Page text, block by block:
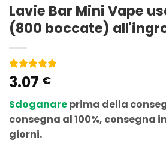
Lavie Bar Mini Vape
(800 boccate)
Valutato
4.8su 5
alle
valutazioni
dei clienti
5
3.07 €
Sdoganareprima della
consegna al 100%, consegna
giorni.